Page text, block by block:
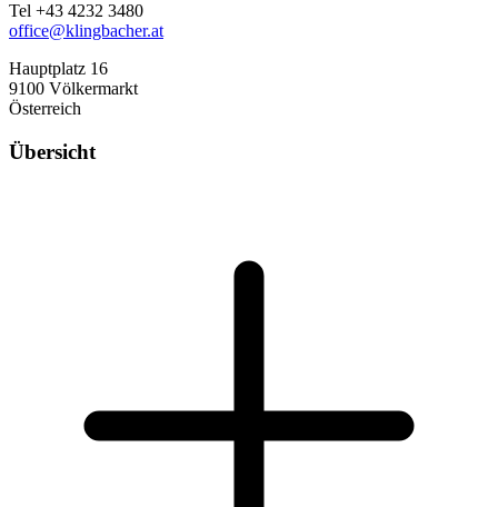
Tel +43 4232 3480
office@klingbacher.at
Hauptplatz 16
9100 Völkermarkt
Österreich
Übersicht